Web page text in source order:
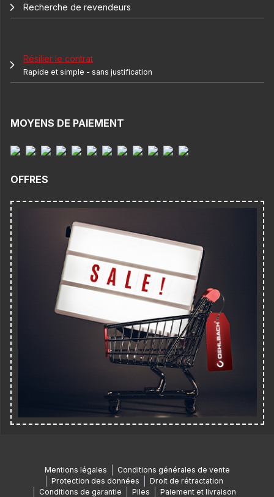
Recherche de revendeurs
Résilier le contrat
Rapide et simple - sans justification
MOYENS DE PAIEMENT
OFFRES
Mentions légales
Conditions générales de vente
Protection des données
Droit de rétractation
Conditions de garantie
Piles
Paiement et livraison